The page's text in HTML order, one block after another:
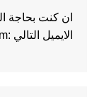
ان كنت بحاجة
الايميل التالي :maktabatiiebook@gmail.com